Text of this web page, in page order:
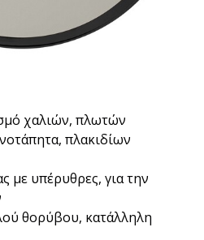
χαλιών, πλωτών
πλακιδίων
με υπέρυθρες, για την
θορύβου, κατάλληλη